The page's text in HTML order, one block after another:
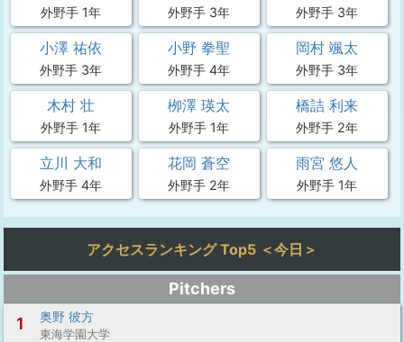
外野手 1年 外野手 3年 外野手 3年
小澤 祐依
外野手 3年
小野 拳聖
外野手 4年
岡村 颯太
外野手 3年
木村 壮
外野手 1年
栁澤 瑛太
外野手 1年
橋詰 利来
外野手 2年
立川 大和
外野手 4年
花岡 蒼空
外野手 2年
雨宮 悠人
外野手 1年
アクセスランキング Top5 ＜今日＞
Pitchers
1
奥野 彼方
東海学園大学